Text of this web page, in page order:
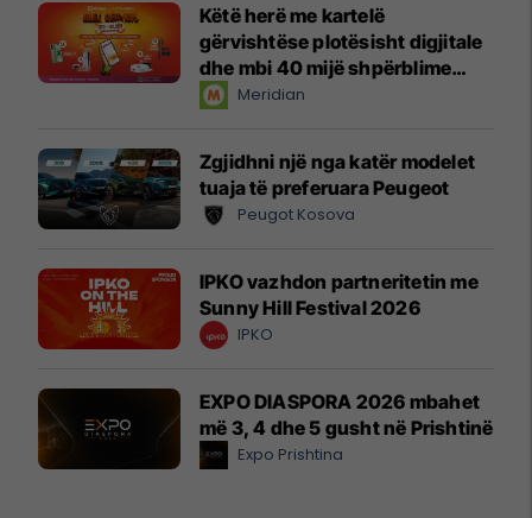
Këtë herë me kartelë
gërvishtëse plotësisht digjitale
dhe mbi 40 mijë shpërblime
instant!Meridian
Zgjidhni një nga katër modelet
tuaja të preferuara Peugeot
Peugot Kosova
IPKO vazhdon partneritetin me
Sunny Hill Festival 2026
IPKO
EXPO DIASPORA 2026 mbahet
më 3, 4 dhe 5 gusht në Prishtinë
Expo Prishtina